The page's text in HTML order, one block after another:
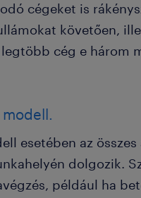
cégeket is
követően,
cég e három
esetében az
dolgozik.
például ha